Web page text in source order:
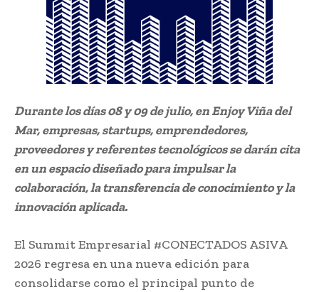
Durante los días 08 y 09 de julio, en Enjoy Viña del
Mar, empresas, startups, emprendedores,
proveedores y referentes tecnológicos se darán cita
en un espacio diseñado para impulsar la
colaboración, la transferencia de conocimiento y la
innovación aplicada.
El Summit Empresarial #CONECTADOS ASIVA
2026 regresa en una nueva edición para
consolidarse como el principal punto de